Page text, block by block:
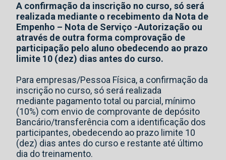
A confirmação da inscrição no curso, só será
realizada mediante o recebimento da Nota de
Empenho – Nota de Serviço -Autorização ou
através de outra forma comprovação de
participação pelo aluno obedecendo ao prazo
limite 10 (dez) dias antes do curso.
Para empresas/Pessoa Física, a confirmação da
inscrição no curso, só será realizada
mediante pagamento total ou parcial, mínimo
(10%) com envio de comprovante de depósito
Bancário/transferência com a identificação dos
participantes, obedecendo ao prazo limite 10
(dez) dias antes do curso e restante até último
dia do treinamento.